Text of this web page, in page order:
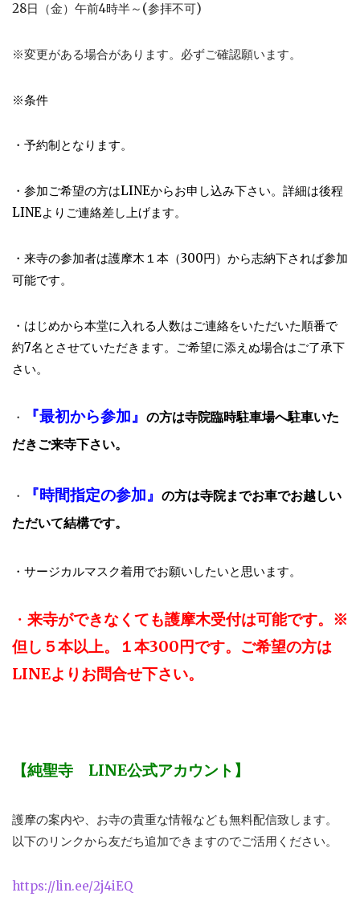
28日（金）午前4時半～(参拝不可)
※変更がある場合があります。必ずご確認願います。
※条件
・予約制となります。
・参加ご希望の方はLINEからお申し込み下さい。詳細は後程
LINEよりご連絡差し上げます。
・来寺の参加者は護摩木１本（300円）から志納下されば参加
可能です。
・はじめから本堂に入れる人数はご連絡をいただいた順番で
約7名とさせていただきます。ご希望に添えぬ場合はご了承下
さい。
・ 『最初から参加』 の方は寺院臨時駐車場へ駐車いた
だきご来寺下さい。
・ 『時間指定の参加』 の方は寺院までお車でお越しい
ただいて結構です。
・サージカルマスク着用でお願いしたいと思います。
・ 来寺ができなくても護摩木受付は可能です。※
但し５本以上。１本300円です。ご希望の方は
LINEよりお問合せ下さい。
【純聖寺 LINE公式アカウント】
護摩の案内や、お寺の貴重な情報なども無料配信致します。
以下のリンクから友だち追加できますのでご活用ください。
https://lin.ee/2j4iEQ